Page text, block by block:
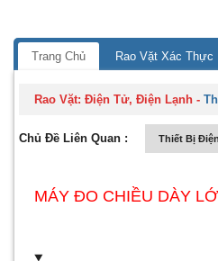
Trang Chủ Rao Vặt Xác Thực
Rao Vặt:Điện Tử, Điện Lạnh -
Chủ Đề Liên Quan : Thiết Bị
MÁY ĐO CHIỀU DÀY